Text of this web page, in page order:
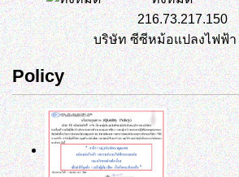
216.73.217.150
บริษัท ซีซีหม้อแปลงไฟฟ้า
Policy